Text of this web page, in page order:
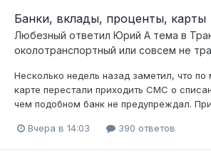
Банки, вклады, проценты, карты
Любезный ответил Юрий А тема в
околотранспортный или совсем не
Несколько недель назад заметил, что
карте перестали приходить СМС о
чем подобном банк не предупреждал.
Вчера в 14:03 390 ответов